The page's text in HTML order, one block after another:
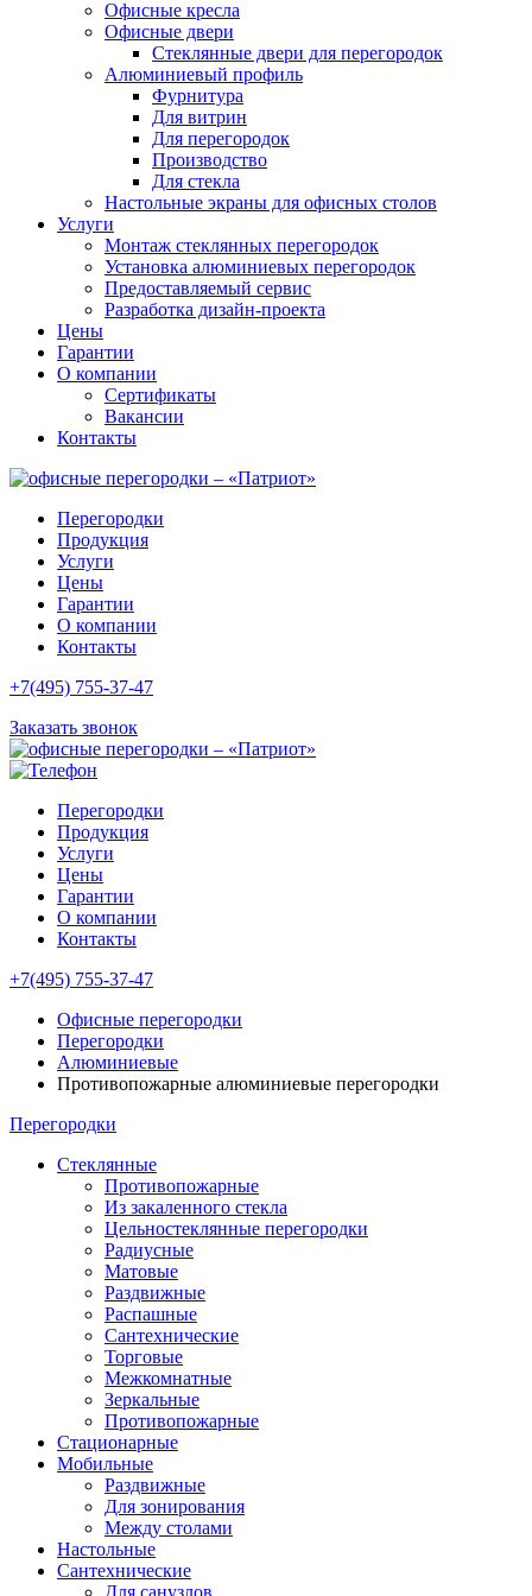
Офисные кресла
Офисные двери
Стеклянные двери для перегородок
Алюминиевый профиль
Фурнитура
Для витрин
Для перегородок
Производство
Для стекла
Настольные экраны для офисных столов
Услуги
Монтаж стеклянных перегородок
Установка алюминиевых перегородок
Предоставляемый сервис
Разработка дизайн-проекта
Цены
Гарантии
О компании
Сертификаты
Вакансии
Контакты
Перегородки
Продукция
Услуги
Цены
Гарантии
О компании
Контакты
+7(495) 755-37-47
Заказать звонок
Перегородки
Продукция
Услуги
Цены
Гарантии
О компании
Контакты
+7(495) 755-37-47
Офисные перегородки
Перегородки
Алюминиевые
Противопожарные алюминиевые перегородки
Перегородки
Стеклянные
Противопожарные
Из закаленного стекла
Цельностеклянные перегородки
Радиусные
Матовые
Раздвижные
Распашные
Сантехнические
Торговые
Межкомнатные
Зеркальные
Противопожарные
Стационарные
Мобильные
Раздвижные
Для зонирования
Между столами
Настольные
Сантехнические
Для санузлов